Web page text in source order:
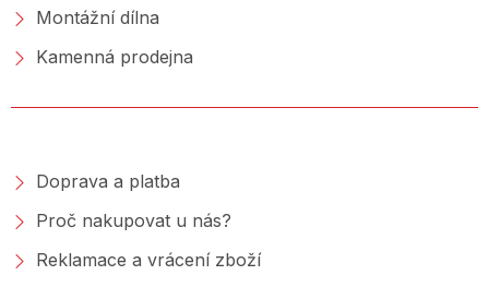
Montážní dílna
Kamenná prodejna
Doprava a platba
Proč nakupovat u nás?
Reklamace a vrácení zboží